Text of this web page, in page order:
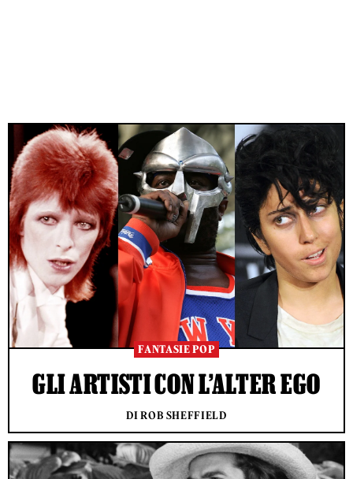
FANTASIE POP
GLI ARTISTI CON L’ALTER EGO
DI ROB SHEFFIELD